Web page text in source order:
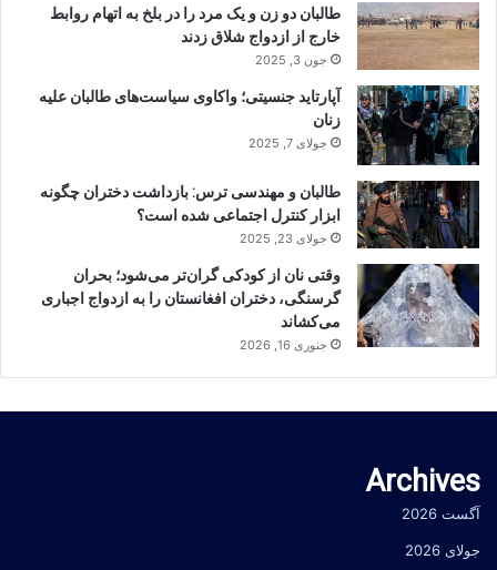
طالبان دو زن و یک مرد را در بلخ به اتهام روابط
خارج از ازدواج شلاق زدند
جون 3, 2025
آپارتاید جنسیتی؛ واکاوی سیاست‌های طالبان علیه
زنان
جولای 7, 2025
طالبان و مهندسی ترس: بازداشت دختران چگونه
ابزار کنترل اجتماعی شده است؟
جولای 23, 2025
وقتی نان از کودکی گران‌تر می‌شود؛ بحران
گرسنگی، دختران افغانستان را به ازدواج اجباری
می‌کشاند
جنوری 16, 2026
Archives
آگست 2026
جولای 2026